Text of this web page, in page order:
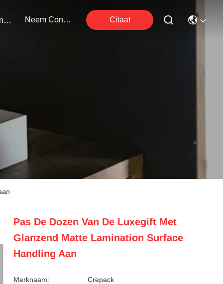
Evenementen Neem Contact Met Ons Op Citaat
Pas De Dozen Van De Luxegift Met
Glanzend Matte Lamination Surface
Handling Aan
Merknaam: Crepack